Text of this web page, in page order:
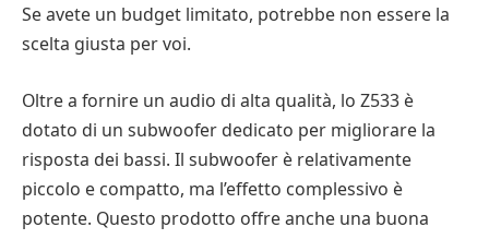
Se avete un budget limitato, potrebbe non essere la
scelta giusta per voi.
Oltre a fornire un audio di alta qualità, lo Z533 è
dotato di un subwoofer dedicato per migliorare la
risposta dei bassi. Il subwoofer è relativamente
piccolo e compatto, ma l’effetto complessivo è
potente. Questo prodotto offre anche una buona